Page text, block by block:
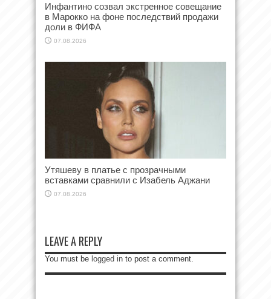
Инфантино созвал экстренное совещание
в Марокко на фоне последствий продажи
доли в ФИФА
07.08.2026
Утяшеву в платье с прозрачными
вставками сравнили с Изабель Аджани
07.08.2026
LEAVE A REPLY
You must be logged in to post a comment.